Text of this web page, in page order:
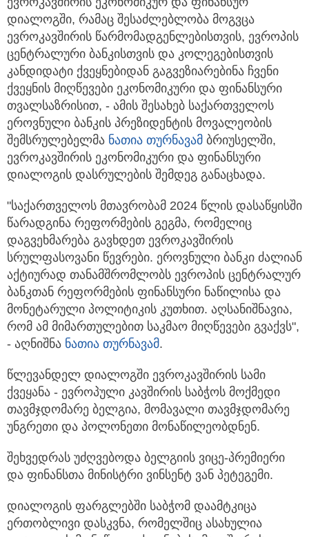
დიალოგში, რამაც შესაძლებლობა მოგვცა
ევროკავშირის წარმომადგენლებისთვის, ევროპის
ცენტრალური ბანკისთვის და კოლეგებისთვის
კანდიდატი ქვეყნებიდან გაგვეზიარებინა ჩვენი
ქვეყნის მიღწევები ეკონომიკური და ფინანსური
თვალსაზრისით, - ამის შესახებ საქართველოს
ეროვნული ბანკის პრეზიდენტის მოვალეობის
შემსრულებელმა ნათია თურნავამ ბრიუსელში,
ევროკავშირის ეკონომიკური და ფინანსური
დიალოგის დასრულების შემდეგ განაცხადა.
"საქართველოს მთავრობამ 2024 წლის დასაწყისში
წარადგინა რეფორმების გეგმა, რომელიც
დაგვეხმარება გავხდეთ ევროკავშირის
სრულფასოვანი წევრები. ეროვნული ბანკი ძალიან
აქტიურად თანამშრომლობს ევროპის ცენტრალურ
ბანკთან რეფორმების ფინანსური ნაწილისა და
მონეტარული პოლიტიკის კუთხით. აღსანიშნავია,
რომ ამ მიმართულებით საკმაო მიღწევები გვაქვს",
- აღნიშნა ნათია თურნავამ.
წლევანდელ დიალოგში ევროკავშირის სამი
ქვეყანა - ევროპული კავშირის საბჭოს მოქმედი
თავმჯდომარე ბელგია, მომავალი თავმჯდომარე
უნგრეთი და პოლონეთი მონაწილეობდნენ.
შეხვედრას უძღვებოდა ბელგიის ვიცე-პრემიერი
და ფინანსთა მინისტრი ვინსენტ ვან პეტეგემი.
დიალოგის ფარგლებში საბჭომ დაამტკიცა
ერთობლივი დასკვნა, რომელშიც ასახულია